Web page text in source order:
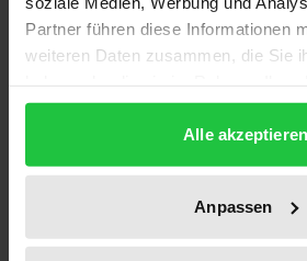
Partner führen diese Informationen
weiteren Daten zusammen, die Sie
gesammelt haben.
Alle akzeptieren
Anpassen
Dieser Band beleuchtet
Ähnlichkeiten der
Osteuropas und die damit
Möglichkeiten, regionale
betreiben. Im einzelnen werden
Regionalisierung und